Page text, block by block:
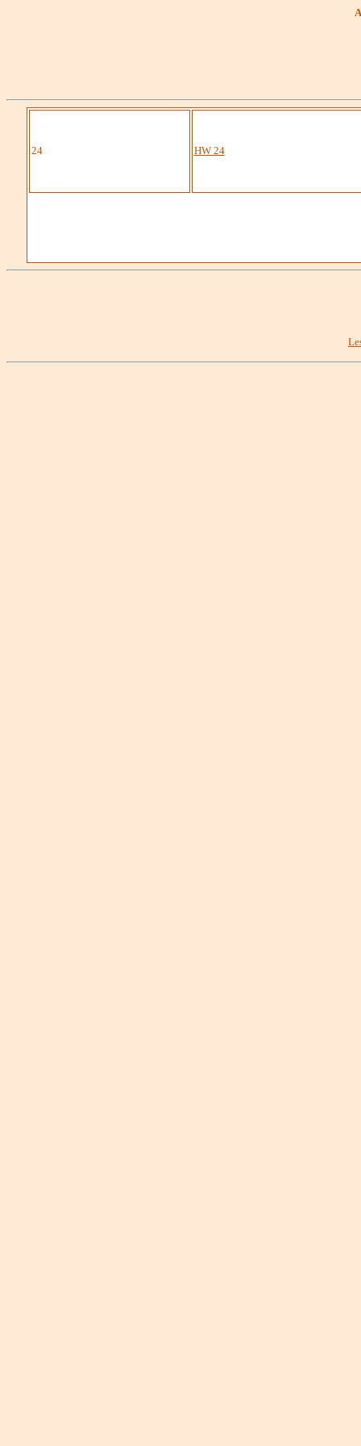
24 HW 24